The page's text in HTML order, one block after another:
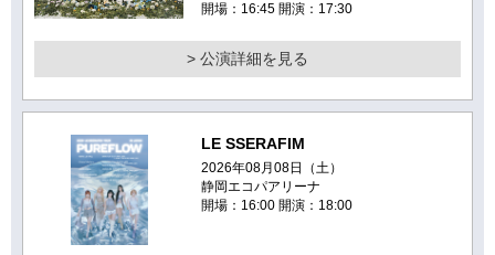
開場：16:45 開演：17:30
> 公演詳細を見る
LE SSERAFIM
2026年08月08日（土）
静岡エコパアリーナ
開場：16:00 開演：18:00